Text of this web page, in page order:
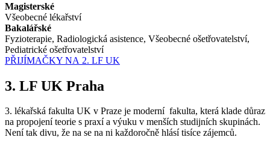
Magisterské
Všeobecné lékařství
Bakalářské
Fyzioterapie, Radiologická asistence, Všeobecné ošetřovatelství,
Pediatrické ošetřovatelství
PŘIJÍMAČKY NA 2. LF UK
3. LF UK Praha
3. lékařská fakulta UK v Praze je moderní fakulta, která klade důraz
na propojení teorie s praxí a výuku v menších studijních skupinách.
Není tak divu, že na se na ni každoročně hlásí tisíce zájemců.